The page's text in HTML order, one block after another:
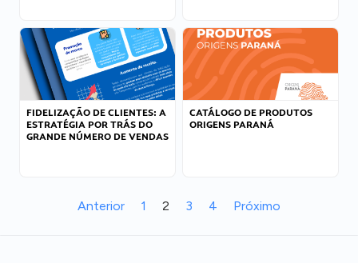
FIDELIZAÇÃO DE CLIENTES: A
ESTRATÉGIA POR TRÁS DO
GRANDE NÚMERO DE VENDAS
CATÁLOGO DE PRODUTOS
ORIGENS PARANÁ
Anterior 1 2 3 4 Próximo